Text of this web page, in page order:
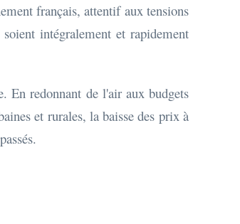
français, attentif aux tensions
intégralement et rapidement
En redonnant de l'air aux budgets
et rurales, la baisse des prix à